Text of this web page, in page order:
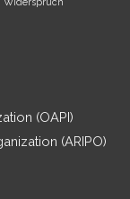
(OAPI)
(ARIPO)